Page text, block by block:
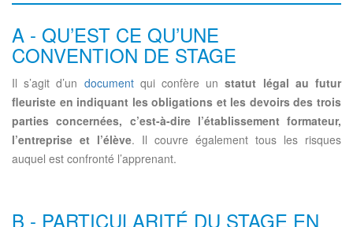
A - QU’EST CE QU’UNE
CONVENTION DE STAGE
Il s’agit d’un documentqui confère unstatut légal au futur
fleuriste en indiquant les obligations et les devoirs des trois
parties concernées, c’est-à-dire l’établissement formateur,
l’entreprise et l’élève. Il couvre également tous les risques
auquel est confronté l’apprenant.
B - PARTICULARITÉ DU STAGE EN